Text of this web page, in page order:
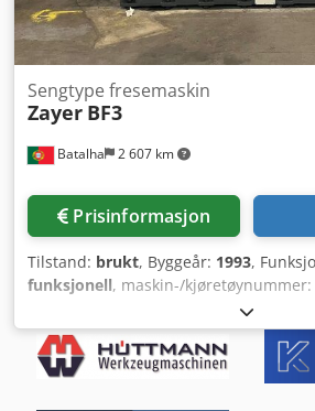
Batalha 2 607 km
Sengtype fresemaskin
Zayer BF3
Prisinformasjon
Tilstand: brukt, Byggeår: 1993,
funksjonell, maskin-/kjøretøynummer:
, vandring Y-aksen:
bevegelsesavstand Z-akse:1 550 mm,
3 000 mm, matinglengde Y-akse: 1
akse:1 600 mm, hurtigmating X-akse: